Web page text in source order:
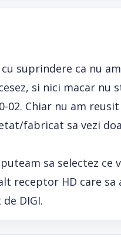
suprindere ca nu
si nici macar nu
Chiar nu am reusit
fabricat sa vezi
sa selectez ce
receptor HD care
DIGI.